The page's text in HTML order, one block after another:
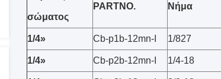
σώματος
PARTNO. Νήμα
1/4» Cb-p1b-12mn-Ι 1/827
1/4» Cb-p2b-12mn-Ι 1/4-18